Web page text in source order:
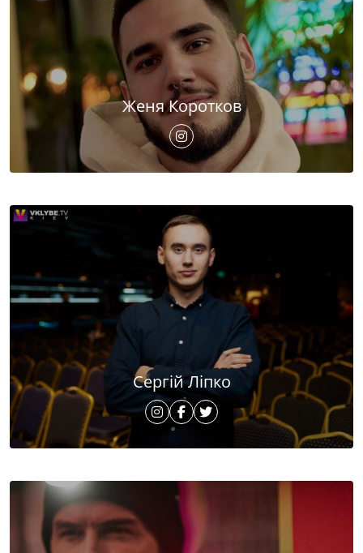
Женя Коротков
Сергій Ліпко